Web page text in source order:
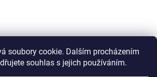
soubory cookie. Dalším procházením
souhlas s jejich používáním.